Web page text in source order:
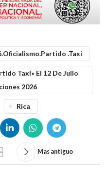
.taxi
Taxi» El 12 De Julio
2026
Rica
Mas antiguo